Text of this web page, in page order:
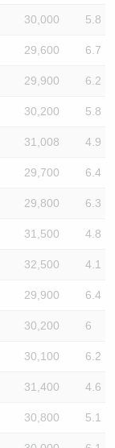
30,000 5.8
29,600 6.7
29,900 6.2
30,200 5.8
31,008 4.9
29,700 6.4
29,800 6.3
31,500 4.8
32,500 4.1
29,900 6.4
30,200 6
30,100 6.2
31,400 4.6
30,800 5.1